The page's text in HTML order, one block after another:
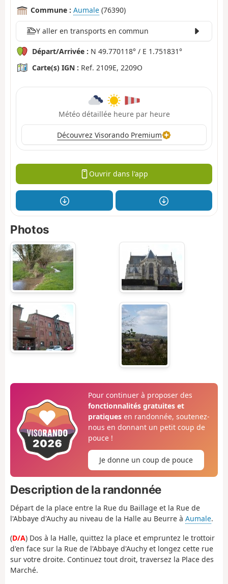
Commune : Aumale (76390)
Y aller en transports en commun
Départ/Arrivée : N 49.770118° / E 1.751831°
Carte(s) IGN : Ref. 2109E, 2209O
Météo détaillée heure par heure
Découvrez Visorando Premium
Ouvrir dans l'app
Photos
Pour continuer à proposer des
fonctionnalités gratuites et
pratiquesen randonnée, soutenez-
nous en donnant un petit coup de
pouce !
Je donne un coup de pouce
Description de la randonnée
Départ de la place entre la Rue du Baillage et la Rue de
l'Abbaye d'Auchy au niveau de la Halle au Beurre à Aumale.
(D/A) Dos à la Halle, quittez la place et empruntez le trottoir
d'en face sur la Rue de l'Abbaye d'Auchy et longez cette rue
sur votre droite. Continuez tout droit, traversez la Place des
Marché.